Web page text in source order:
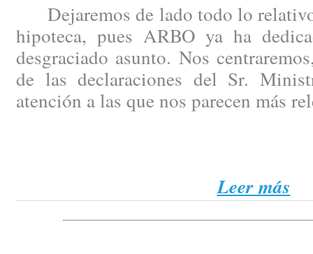
Dejaremos de lado todo lo relativo
hipoteca, pues ARBO ya ha
desgraciado asunto. Nos
de las declaraciones del Sr.
atención a las que nos parecen más
Leer más